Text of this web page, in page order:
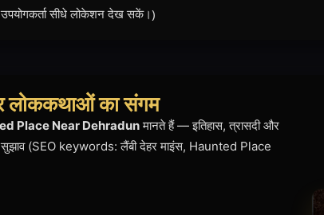
सीधे लोकेशन देख सकें।)
लोककथाओं का संगम
Place Near Dehradunमानते हैं — इतिहास, त्रासदी और
सुझाव (SEO keywords: लैंबी देहर माइंस, Haunted Place